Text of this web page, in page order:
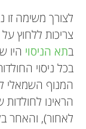
לצורך משימה
צריכות ללחוץ
בתא הניסוי היו
בכל ניסוי
המנוף השמאלי
הראינו
לאחור), והאחר